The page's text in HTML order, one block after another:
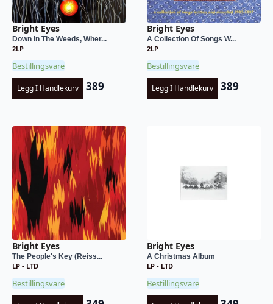
Bright Eyes
Down In The Weeds, Wher...
2LP
Bestillingsvare
Legg I Handlekurv 389
Bright Eyes
A Collection Of Songs W...
2LP
Bestillingsvare
Legg I Handlekurv 389
Bright Eyes
The People's Key (Reiss...
LP - LTD
Bestillingsvare
Bright Eyes
A Christmas Album
LP - LTD
Bestillingsvare